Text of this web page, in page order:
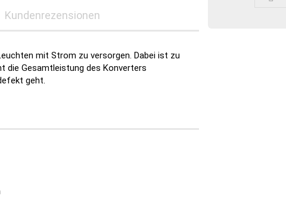
Kundenrezensionen
mit Strom zu versorgen. Dabei ist zu
die Gesamtleistung des Konverters
geht.